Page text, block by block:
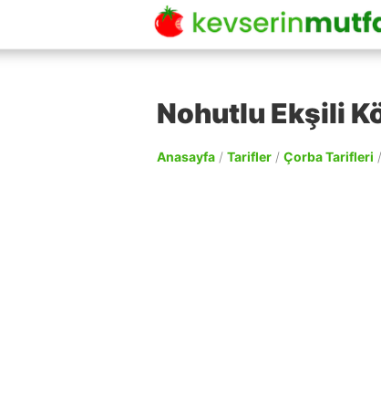
Nohutlu Ekşili
Anasayfa / Tarifler / Çorba Tarifleri /